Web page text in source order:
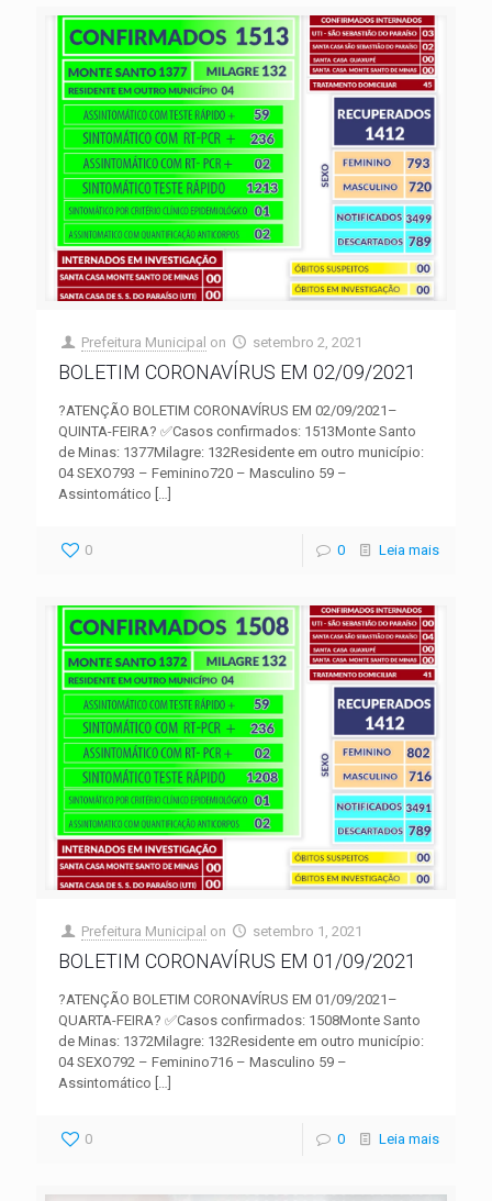
Prefeitura Municipal on setembro 2, 2021
BOLETIM CORONAVÍRUS EM 02/09/2021
?ATENÇÃO BOLETIM CORONAVÍRUS EM 02/09/2021–
QUINTA-FEIRA? ✅Casos confirmados: 1513Monte Santo
de Minas: 1377Milagre: 132Residente em outro município:
04 SEXO793 – Feminino720 – Masculino 59 –
Assintomático
0 0 Leia mais
Prefeitura Municipal on setembro 1, 2021
BOLETIM CORONAVÍRUS EM 01/09/2021
?ATENÇÃO BOLETIM CORONAVÍRUS EM 01/09/2021–
QUARTA-FEIRA? ✅Casos confirmados: 1508Monte Santo
de Minas: 1372Milagre: 132Residente em outro município:
04 SEXO792 – Feminino716 – Masculino 59 –
Assintomático […]
0 0 Leia mais